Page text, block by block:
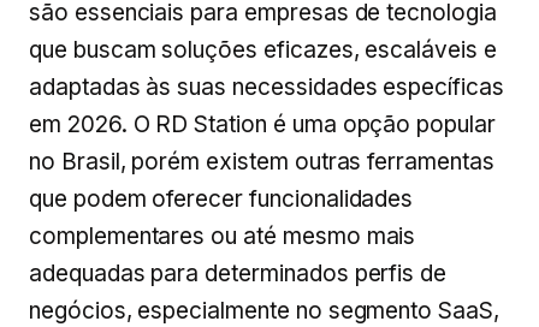
são essenciais para empresas de tecnologia
que buscam soluções eficazes, escaláveis e
adaptadas às suas necessidades específicas
em 2026. O RD Station é uma opção popular
no Brasil, porém existem outras ferramentas
que podem oferecer funcionalidades
complementares ou até mesmo mais
adequadas para determinados perfis de
negócios, especialmente no segmento SaaS,